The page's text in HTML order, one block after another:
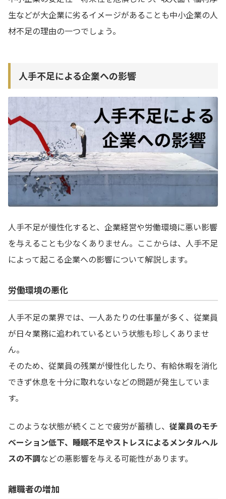
生などが大企業に劣るイメージがあることも中小企業の人
材不足の理由の一つでしょう。
人手不足による企業への影響
人手不足が慢性化すると、企業経営や労働環境に悪い影響
を与えることも少なくありません。ここからは、人手不足
によって起こる企業への影響について解説します。
労働環境の悪化
人手不足の業界では、一人あたりの仕事量が多く、従業員
が日々業務に追われているという状態も珍しくありませ
ん。
そのため、従業員の残業が慢性化したり、有給休暇を消化
できず休息を十分に取れないなどの問題が発生していま
す。
このような状態が続くことで疲労が蓄積し、 従業員のモチ
ベーション低下、睡眠不足やストレスによるメンタルヘル
スの不調などの悪影響を与える可能性があります。
離職者の増加